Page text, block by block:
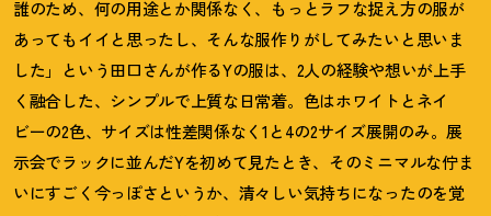
誰のため、何の用途とか関係なく、もっとラフな捉え方の服が
あってもイイと思ったし、そんな服作りがしてみたいと思いま
した」という田口さんが作るYの服は、2人の経験や想いが上手
く融合した、シンプルで上質な日常着。色はホワイトとネイ
ビーの2色、サイズは性差関係なく1と4の2サイズ展開のみ。展
示会でラックに並んだYを初めて見たとき、そのミニマルな佇ま
いにすごく今っぽさというか、清々しい気持ちになったのを覚